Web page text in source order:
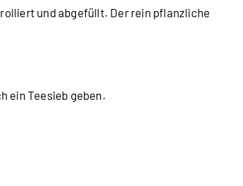
und abgefüllt. Der rein pflanzliche
ein Teesieb geben.